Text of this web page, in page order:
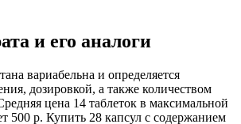
и его аналоги
вариабельна и определяется
дозировкой, а также количеством
цена 14 таблеток в максимальной
500 р. Купить 28 капсул с содержанием